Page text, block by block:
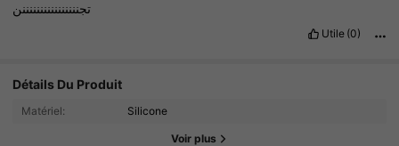
تجننننننننننننننننن
Utile (0)
Détails Du Produit
Matériel: Silicone
Voir plus